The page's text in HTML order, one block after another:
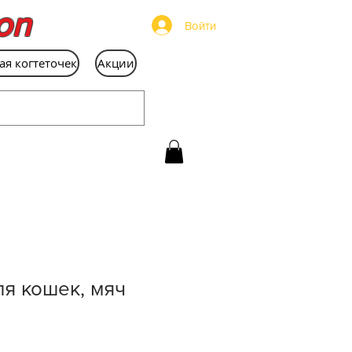
Войти
когтеточек Акции
кошек, мяч